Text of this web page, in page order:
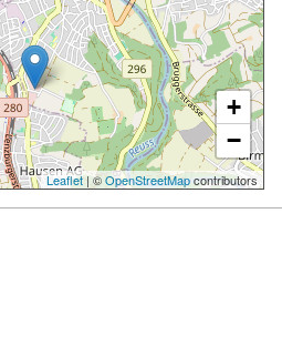
+
−
Leaflet| ©OpenStreetMapcontributors